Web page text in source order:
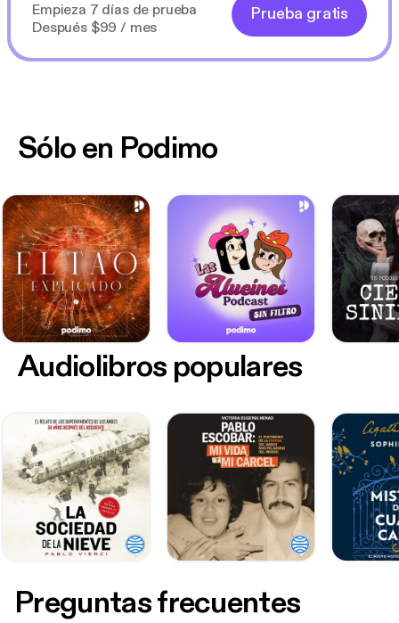
Empieza 7 días de prueba
Después $99 / mes
Prueba gratis
Sólo en Podimo
Audiolibros populares
Preguntas frecuentes